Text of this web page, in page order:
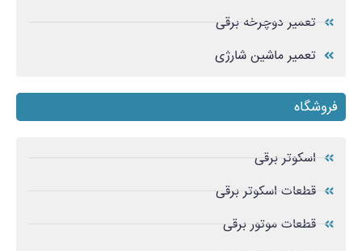
تعمیر دوچرخه برقی
تعمیر ماشین شارژی
فروشگاه
اسکوتر برقی
قطعات اسکوتر برقی
قطعات موتور برقی